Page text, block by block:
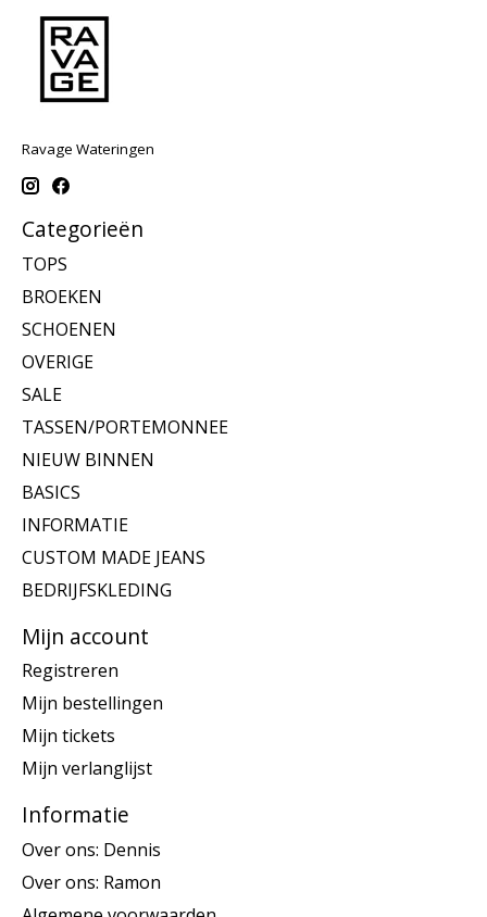
Ravage Wateringen
Categorieën
TOPS
BROEKEN
SCHOENEN
OVERIGE
SALE
TASSEN/PORTEMONNEE
NIEUW BINNEN
BASICS
INFORMATIE
CUSTOM MADE JEANS
BEDRIJFSKLEDING
Mijn account
Registreren
Mijn bestellingen
Mijn tickets
Mijn verlanglijst
Informatie
Over ons: Dennis
Over ons: Ramon